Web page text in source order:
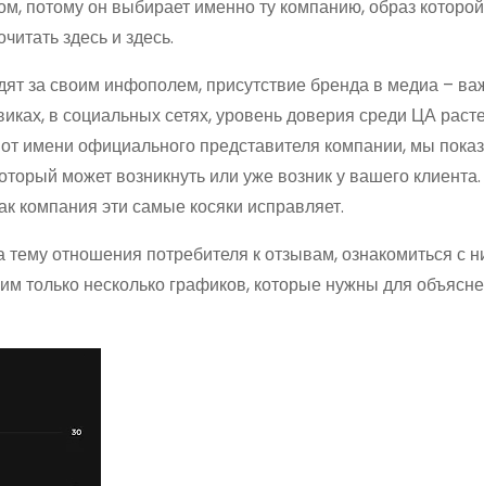
потому он выбирает именно ту компанию, образ
здесь и здесь.
за своим инфополем, присутствие бренда в медиа –
в социальных сетях, уровень доверия среди ЦА
имени официального представителя компании, мы
может возникнуть или уже возник у вашего
компания эти самые косяки исправляет.
отношения потребителя к отзывам, ознакомиться с
только несколько графиков, которые нужны для